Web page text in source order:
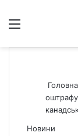
Меню
Головна
Новини